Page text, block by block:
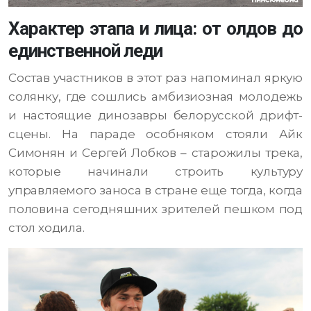
Характер этапа и лица: от олдов до
единственной леди
Состав участников в этот раз напоминал яркую
солянку, где сошлись амбизиозная молодежь
и настоящие динозавры белорусской дрифт-
сцены. На параде особняком стояли Айк
Симонян и Сергей Лобков – старожилы трека,
которые начинали строить культуру
управляемого заноса в стране еще тогда, когда
половина сегодняшних зрителей пешком под
стол ходила.